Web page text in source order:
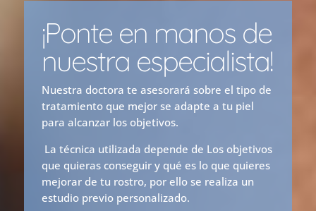
¡Ponte en manos de
nuestra especialista!
Nuestra doctora te asesorará sobre el tipo de
tratamiento que mejor se adapte a tu piel
para alcanzar los objetivos.
La técnica utilizada depende de Los objetivos
que quieras conseguir y qué es lo que quieres
mejorar de tu rostro, por ello se realiza un
estudio previo personalizado.